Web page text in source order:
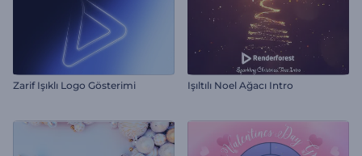
Zarif Işıklı Logo Gösterimi Işıltılı Noel Ağacı Intro